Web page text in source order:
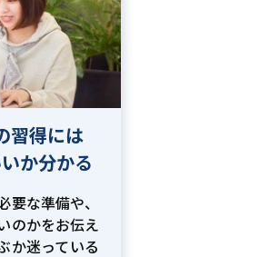
習得には
か分かる
要な準備や、
のかをお伝え
か迷っている